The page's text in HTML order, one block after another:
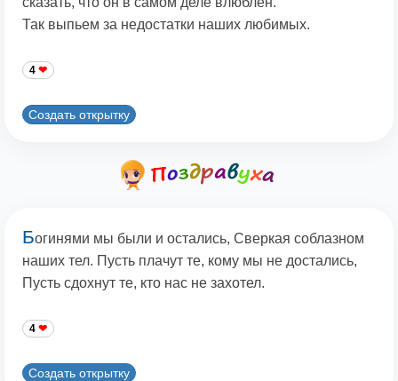
Так выпьем за недостатки наших любимых.
4
Создать открытку
Богинями мы были и остались, Свеpкая соблазном
наших тел. Пусть плачут те, кому мы не достались,
Пусть сдохнут те, кто нас не захотел.
4
Создать открытку